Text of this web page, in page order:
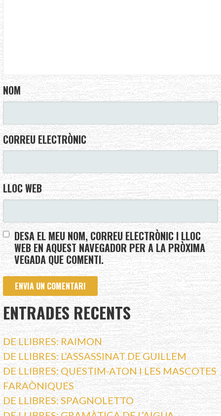
NOM
CORREU ELECTRÒNIC
LLOC WEB
DESA EL MEU NOM, CORREU ELECTRÒNIC I LLOC
WEB EN AQUEST NAVEGADOR PER A LA PRÒXIMA
VEGADA QUE COMENTI.
ENTRADES RECENTS
DE LLIBRES: RAIMON
DE LLIBRES: L’ASSASSINAT DE GUILLEM
DE LLIBRES: QUESTIM-ATON I LES MASCOTES
FARAÒNIQUES
DE LLIBRES: SPAGNOLETTO